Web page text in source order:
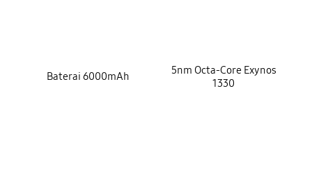
Baterai 6000mAh
5nm Octa-Core Exynos
1330